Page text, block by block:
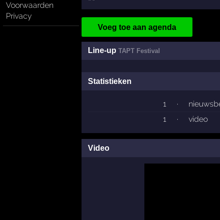
Voorwaarden
Privacy
Voeg toe aan agenda
Line-up TAPT Festival
Statistieken
1 ·
1
· video
Video